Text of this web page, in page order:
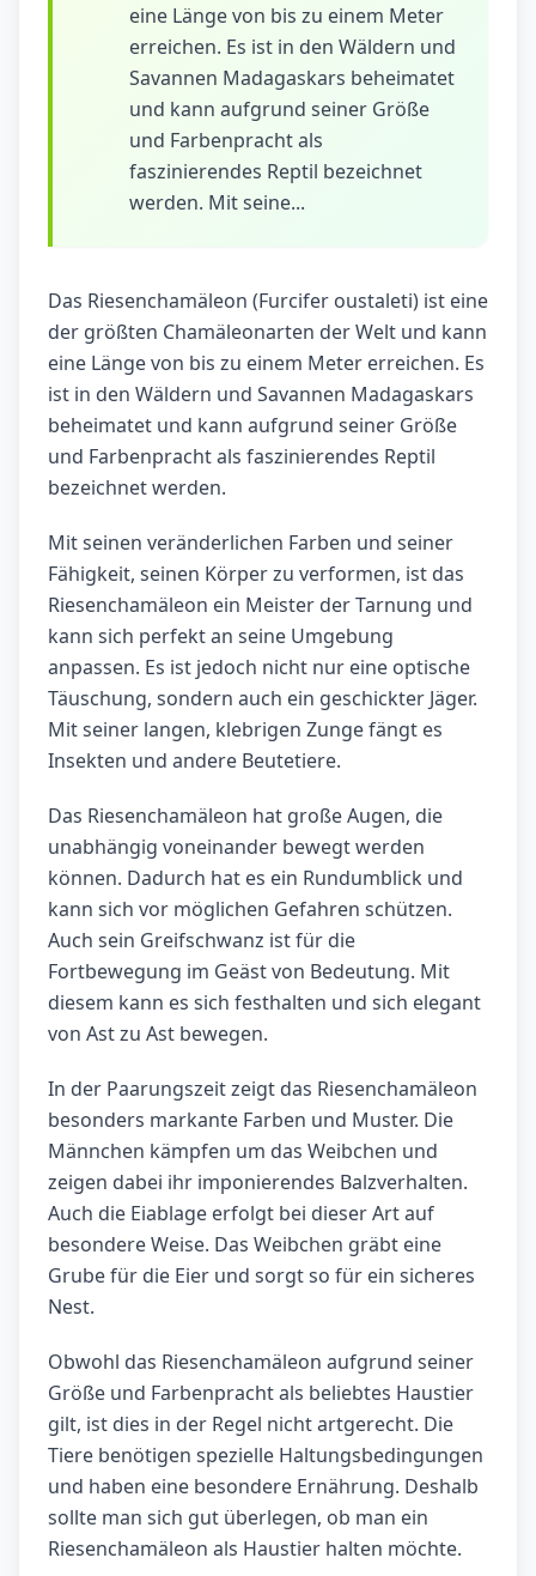
eine Länge von bis zu einem Meter
erreichen. Es ist in den Wäldern und
Savannen Madagaskars beheimatet
und kann aufgrund seiner Größe
und Farbenpracht als
faszinierendes Reptil bezeichnet
werden. Mit seine...
Das Riesenchamäleon (Furcifer oustaleti) ist eine
der größten Chamäleonarten der Welt und kann
eine Länge von bis zu einem Meter erreichen. Es
ist in den Wäldern und Savannen Madagaskars
beheimatet und kann aufgrund seiner Größe
und Farbenpracht als faszinierendes Reptil
bezeichnet werden.
Mit seinen veränderlichen Farben und seiner
Fähigkeit, seinen Körper zu verformen, ist das
Riesenchamäleon ein Meister der Tarnung und
kann sich perfekt an seine Umgebung
anpassen. Es ist jedoch nicht nur eine optische
Täuschung, sondern auch ein geschickter Jäger.
Mit seiner langen, klebrigen Zunge fängt es
Insekten und andere Beutetiere.
Das Riesenchamäleon hat große Augen, die
unabhängig voneinander bewegt werden
können. Dadurch hat es ein Rundumblick und
kann sich vor möglichen Gefahren schützen.
Auch sein Greifschwanz ist für die
Fortbewegung im Geäst von Bedeutung. Mit
diesem kann es sich festhalten und sich elegant
von Ast zu Ast bewegen.
In der Paarungszeit zeigt das Riesenchamäleon
besonders markante Farben und Muster. Die
Männchen kämpfen um das Weibchen und
zeigen dabei ihr imponierendes Balzverhalten.
Auch die Eiablage erfolgt bei dieser Art auf
besondere Weise. Das Weibchen gräbt eine
Grube für die Eier und sorgt so für ein sicheres
Nest.
Obwohl das Riesenchamäleon aufgrund seiner
Größe und Farbenpracht als beliebtes Haustier
gilt, ist dies in der Regel nicht artgerecht. Die
Tiere benötigen spezielle Haltungsbedingungen
und haben eine besondere Ernährung. Deshalb
sollte man sich gut überlegen, ob man ein
Riesenchamäleon als Haustier halten möchte.